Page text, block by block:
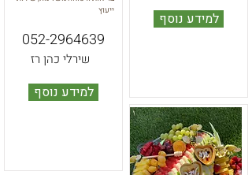
למידע נוסף
ייעוץ
052-2964639
שירלי כהן רז
למידע נוסף